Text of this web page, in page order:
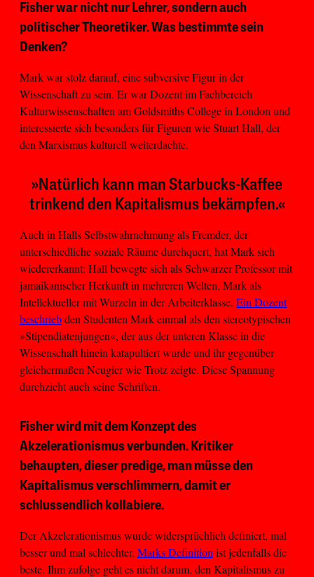
Fisher war nicht nur Lehrer, sondern auch
politischer Theoretiker. Was bestimmte sein
Denken?
Mark war stolz darauf, eine subversive Figur in der
Wissenschaft zu sein. Er war Dozent im Fachbereich
Kulturwissenschaften am Goldsmiths College in London und
interessierte sich besonders für Figuren wie Stuart Hall, der
den Marxismus kulturell weiterdachte.
»Natürlich kann man Starbucks-Kaffee
trinkend den Kapitalismus bekämpfen.«
Auch in Halls Selbstwahrnehmung als Fremder, der
unterschiedliche soziale Räume durchquert, hat Mark sich
wiedererkannt: Hall bewegte sich als Schwarzer Professor mit
jamaikanischer Herkunft in mehreren Welten, Mark als
Intellektueller mit Wurzeln in der Arbeiterklasse. Ein Dozent
beschriebden Studenten Mark einmal als den stereotypischen
»Stipendiatenjungen«, der aus der unteren Klasse in die
Wissenschaft hinein katapultiert wurde und ihr gegenüber
gleichermaßen Neugier wie Trotz zeigte. Diese Spannung
durchzieht auch seine Schriften.
Fisher wird mit dem Konzept des
Akzelerationismus verbunden. Kritiker
behaupten, dieser predige, man müsse den
Kapitalismus verschlimmern, damit er
schlussendlich kollabiere.
Der Akzelerationismus wurde widersprüchlich definiert, mal
besser und mal schlechter. Marks Definition ist jedenfalls die
beste. Ihm zufolge geht es nicht darum, den Kapitalismus zu